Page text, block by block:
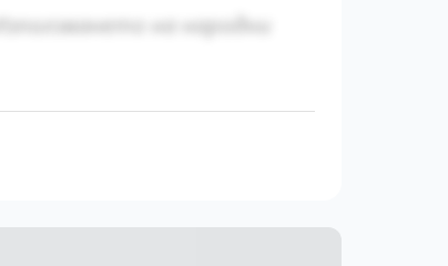
на народни